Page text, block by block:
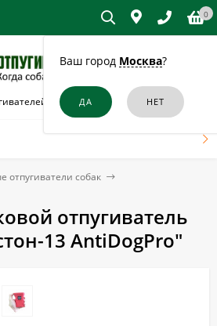
Ваш город Москва?
0
собак и кошек в Зеленодольске
отпугиватели собак
отпугиватель
13 AntiDogPro"